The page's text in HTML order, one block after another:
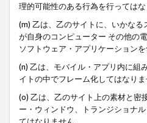
理的可能性のある行為を行ってはな
(m) 乙は、乙のサイトに、いかな
が自身のコンピューター その他の
ソフトウェア・アプリケーション
(n) 乙は、モバイル・アプリ内に組
イトの中でフレーム化してはなり
(o) 乙は、乙のサイト上の素材と密
ー・ウィンドウ、トランジショナ
てはなりません。